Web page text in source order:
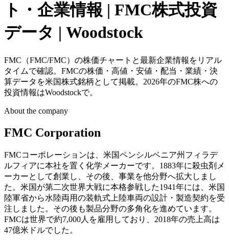
ト・企業情報 | FMC株式投資
データ | Woodstock
FMC（FMC/FMC）の株価チャートと最新企業情報をリアル
タイムで確認。FMCの株価・高値・安値・配当・業績・決
算データを米国株式銘柄として掲載。2026年のFMC株への
投資情報はWoodstockで。
About the company
FMC Corporation
FMCコーポレーションは、米国ペンシルベニア州フィラデ
ルフィアに本社を置く化学メーカーです。1883年に殺虫剤メ
ーカーとして創業し、その後、事業を他分野へ拡大しまし
た。米国が第二次世界大戦に本格参戦した1941年には、米国
陸軍省から水陸両用の装軌式上陸車両の設計・製造契約を受
注しました。その後も製品分野の多角化を進めています。
FMCは世界で約7,000人を雇用しており、2018年の売上高は
47億米ドルでした。